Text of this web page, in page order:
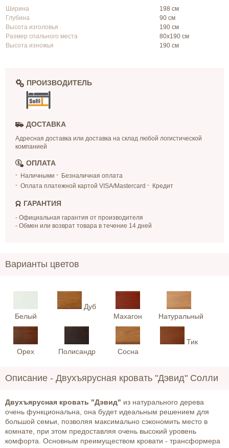
Ширина
198 см
Глубина
90 см
Высота изголовья
190 см
Размер спального места
80х190 см
Высота изножья
190 см
ПРОИЗВОДИТЕЛЬ
ДОСТАВКА
Адресная доставка или доставка на склад любой логистической
компанией
ОПЛАТА
Наличными
Безналичная оплата
Оплата платежной картой VISA/Mastercard
Кредит
ГАРАНТИЯ
- Официальная гарантия от производителя
- Обмен или возврат товара в течение 14 дней
Варианты цветов
Белый
Дуб
Махагон
Натуральный
Орех Полисандр Сосна
Тик
Описание - Двухъярусная кровать "Дэвид" Солли
Двухъярусная кровать "Дэвид" из натурального дерева
очень функциональна, она будет идеальным решением для
большой семьи, позволяя максимально сэкономить место в
комнате, при этом предоставляя очень высокий уровень
комфорта. Основным преимуществом кровати - трансформера